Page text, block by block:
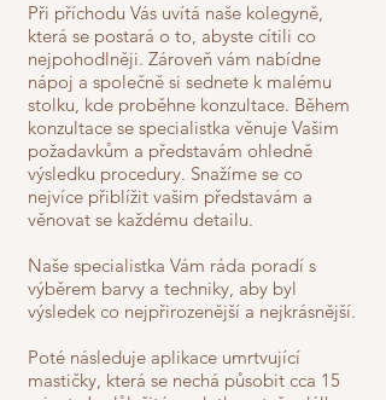
Při příchodu Vás uvítá naše kolegyně,
která se postará o to, abyste cítili co
nejpohodlněji. Zároveň vám nabídne
nápoj a společně si sednete k malému
stolku, kde proběhne konzultace. Během
konzultace se specialistka věnuje Vašim
požadavkům a představám ohledně
výsledku procedury. Snažíme se co
nejvíce přiblížit vašim představám a
věnovat se každému detailu.
Naše specialistka Vám ráda poradí s
výběrem barvy a techniky, aby byl
výsledek co nejpřirozenější a nejkrásnější.
Poté následuje aplikace umrtvující
mastičky, která se nechá působit cca 15